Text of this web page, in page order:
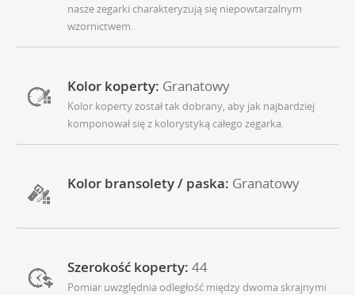
nasze zegarki charakteryzują się niepowtarzalnym
wzornictwem.
Kolor koperty: Granatowy
Kolor koperty został tak dobrany, aby jak najbardziej
komponował się z kolorystyką całego zegarka.
Kolor bransolety / paska: Granatowy
Szerokość koperty: 44
Pomiar uwzględnia odległość między dwoma skrajnymi